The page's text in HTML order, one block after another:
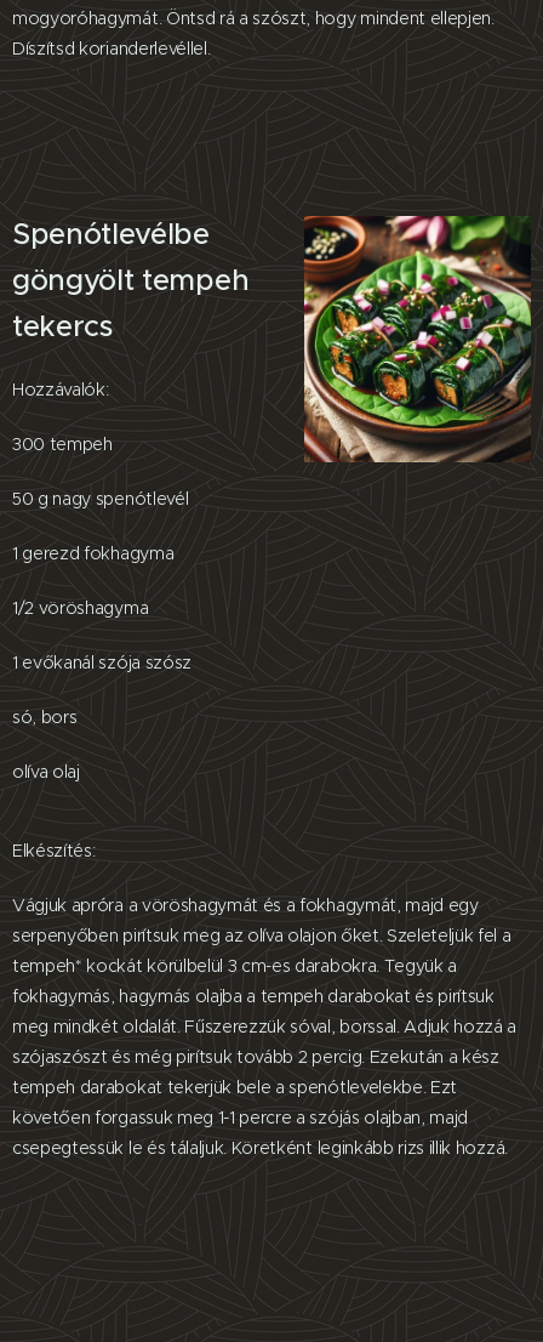
mogyoróhagymát. Öntsd rá a szószt, hogy mindent ellepjen.
Díszítsd korianderlevéllel.
Spenótlevélbe
göngyölt tempeh
tekercs
Hozzávalók:
300 tempeh
50 g nagy spenótlevél
1 gerezd fokhagyma
1/2 vöröshagyma
1 evőkanál szója szósz
só, bors
olíva olaj
Elkészítés:
Vágjuk apróra a vöröshagymát és a fokhagymát, majd egy
serpenyőben pirítsuk meg az olíva olajon őket. Szeleteljük fel a
tempeh* kockát körülbelül 3 cm-es darabokra. Tegyük a
fokhagymás, hagymás olajba a tempeh darabokat és pirítsuk
meg mindkét oldalát. Fűszerezzük sóval, borssal. Adjuk hozzá a
szójaszószt és még pirítsuk tovább 2 percig. Ezekután a kész
tempeh darabokat tekerjük bele a spenótlevelekbe. Ezt
követően forgassuk meg 1-1 percre a szójás olajban, majd
csepegtessük le és tálaljuk. Köretként leginkább rizs illik hozzá.